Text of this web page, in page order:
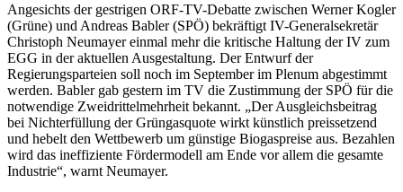
Angesichts der gestrigen ORF-TV-Debatte zwischen Werner Kogler
(Grüne) und Andreas Babler (SPÖ) bekräftigt IV-Generalsekretär
Christoph Neumayer einmal mehr die kritische Haltung der IV zum
EGG in der aktuellen Ausgestaltung. Der Entwurf der
Regierungsparteien soll noch im September im Plenum abgestimmt
werden. Babler gab gestern im TV die Zustimmung der SPÖ für die
notwendige Zweidrittelmehrheit bekannt. „Der Ausgleichsbeitrag
bei Nichterfüllung der Grüngasquote wirkt künstlich preissetzend
und hebelt den Wettbewerb um günstige Biogaspreise aus. Bezahlen
wird das ineffiziente Fördermodell am Ende vor allem die gesamte
Industrie“, warnt Neumayer.